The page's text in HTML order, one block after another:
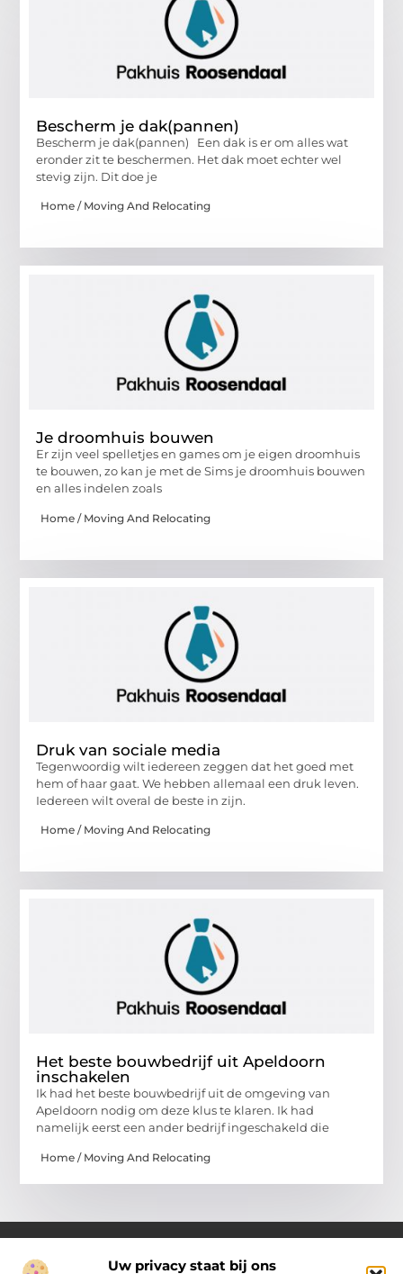
Uw privacy staat bij ons
Bescherm je dak(pannen)
Bescherm je dak(pannen) Een dak is er om alles wat
eronder zit te beschermen. Het dak moet echter wel
stevig zijn. Dit doe je
Home / Moving And Relocating
Je droomhuis bouwen
Er zijn veel spelletjes en games om je eigen droomhuis
te bouwen, zo kan je met de Sims je droomhuis bouwen
en alles indelen zoals
Home / Moving And Relocating
Druk van sociale media
Tegenwoordig wilt iedereen zeggen dat het goed met
hem of haar gaat. We hebben allemaal een druk leven.
Iedereen wilt overal de beste in zijn.
Home / Moving And Relocating
Het beste bouwbedrijf uit Apeldoorn
inschakelen
Ik had het beste bouwbedrijf uit de omgeving van
Apeldoorn nodig om deze klus te klaren. Ik had
namelijk eerst een ander bedrijf ingeschakeld die
Home / Moving And Relocating